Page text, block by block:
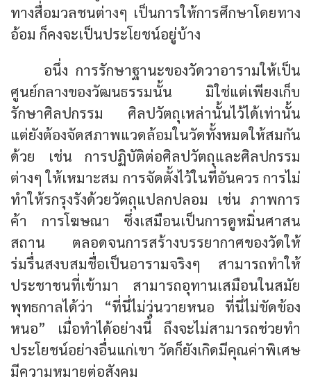
ทางสื่อมวลชนต่างๆ เป็นการให้การศึกษาโดยทาง
อ้อม ก็คงจะเป็นประโยชน์อยู่บ้าง
อนึ่ง การรักษาฐานะของวัดวาอารามให้เป็น
ศูนย์กลางของวัฒนธรรมนั้น มิใช่แต่เพียงเก็บ
รักษาศิลปกรรม ศิลปวัตถุเหล่านั้นไว้ได้เท่านั้น
แต่ยังต้องจัดสภาพแวดล้อมในวัดทั้งหมดให้สมกัน
ด้วย เช่น การปฏิบัติต่อศิลปวัตถุและศิลปกรรม
ต่างๆ ให้เหมาะสม การจัดตั้งไว้ในที่อันควร การไม่
ทำให้รกรุงรังด้วยวัตถุแปลกปลอม เช่น ภาพการ
ค้า การโฆษณา ซึ่งเสมือนเป็นการดูหมิ่นศาสน
สถาน ตลอดจนการสร้างบรรยากาศของวัดให้
ร่มรื่นสงบสมชื่อเป็นอารามจริงๆ สามารถทำให้
ประชาชนที่เข้ามา สามารถอุทานเสมือนในสมัย
พุทธกาลได้ว่า “ที่นี่ไม่วุ่นวายหนอ ที่นี่ไม่ขัดข้อง
หนอ” เมื่อทำได้อย่างนี้ ถึงจะไม่สามารถช่วยทำ
ประโยชน์อย่างอื่นแก่เขา วัดก็ยังเกิดมีคุณค่าพิเศษ
มีความหมายต่อสังคม